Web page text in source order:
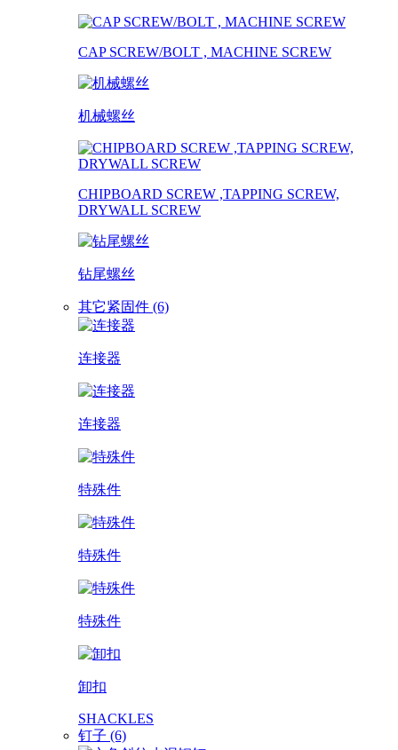
CAP SCREW/BOLT , MACHINE SCREW
机械螺丝
CHIPBOARD SCREW ,TAPPING SCREW,
DRYWALL SCREW
钻尾螺丝
其它紧固件 (6)
连接器
连接器
特殊件
特殊件
特殊件
卸扣
SHACKLES
钉子 (6)